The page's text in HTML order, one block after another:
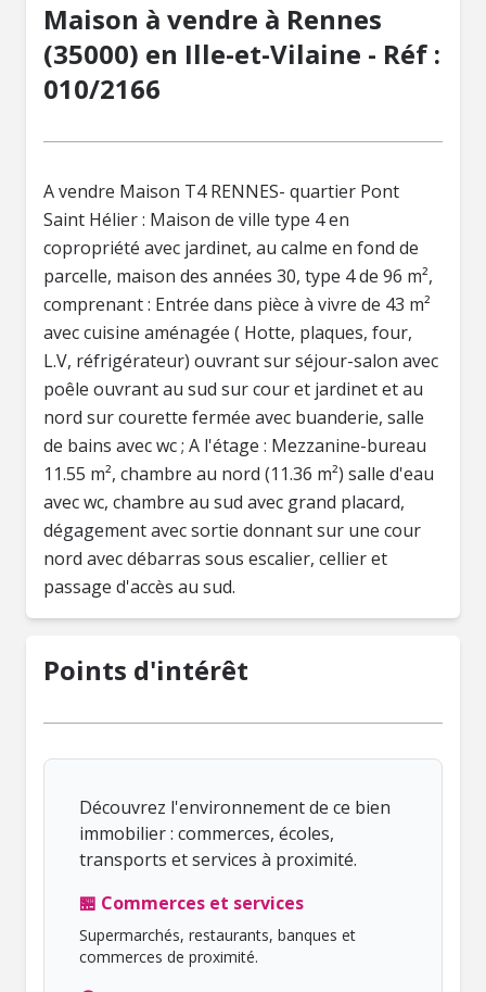
Maison à vendre à Rennes
(35000) en Ille-et-Vilaine - Réf :
010/2166
A vendre Maison T4 RENNES- quartier Pont
Saint Hélier : Maison de ville type 4 en
copropriété avec jardinet, au calme en fond de
parcelle, maison des années 30, type 4 de 96 m²,
comprenant : Entrée dans pièce à vivre de 43 m²
avec cuisine aménagée ( Hotte, plaques, four,
L.V, réfrigérateur) ouvrant sur séjour-salon avec
poêle ouvrant au sud sur cour et jardinet et au
nord sur courette fermée avec buanderie, salle
de bains avec wc ; A l'étage : Mezzanine-bureau
11.55 m², chambre au nord (11.36 m²) salle d'eau
avec wc, chambre au sud avec grand placard,
dégagement avec sortie donnant sur une cour
nord avec débarras sous escalier, cellier et
passage d'accès au sud.
Points d'intérêt
Découvrez l'environnement de ce bien
immobilier : commerces, écoles,
transports et services à proximité.
🏪 Commerces et services
Supermarchés, restaurants, banques et
commerces de proximité.